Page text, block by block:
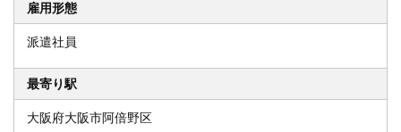
雇用形態
派遣社員
最寄り駅
大阪府大阪市阿倍野区